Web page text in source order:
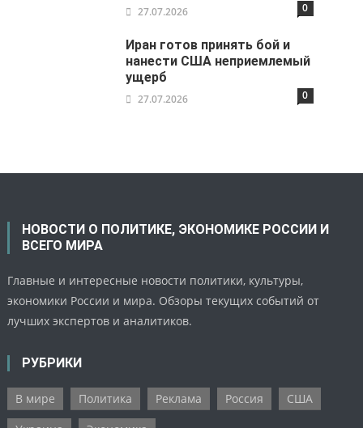
27.07.2026 0
Иран готов принять бой и
нанести США неприемлемый
ущерб
27.07.2026 0
НОВОСТИ О ПОЛИТИКЕ, ЭКОНОМИКЕ РОССИИ И
ВСЕГО МИРА
Главные и интересные новости политики, культуры,
экономики России и мира. Обзоры текущих событий от
лучших экспертов и аналитиков.
РУБРИКИ
В мире Политика Реклама Россия
США